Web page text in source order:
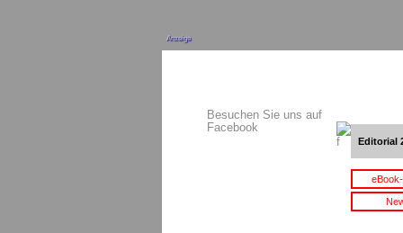
Anzeige
Besuchen Sie uns auf
Facebook
Editorial